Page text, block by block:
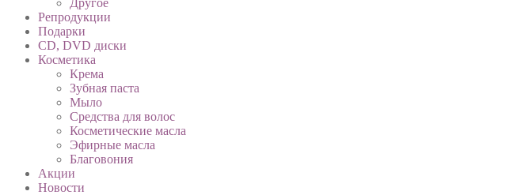
Другое
Репродукции
Подарки
CD, DVD диски
Косметика
Крема
Зубная паста
Мыло
Средства для волос
Косметические масла
Эфирные масла
Благовония
Акции
Новости